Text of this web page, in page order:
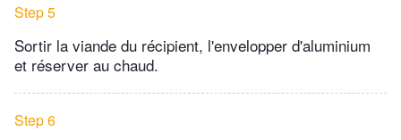
Step 5
Sortir la viande du récipient, l'envelopper d'aluminium
et réserver au chaud.
Step 6